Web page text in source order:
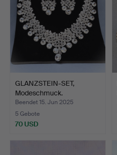
GLANZSTEIN-SET,
Modeschmuck.
Beendet 15. Jun 2025
5 Gebote
70 USD